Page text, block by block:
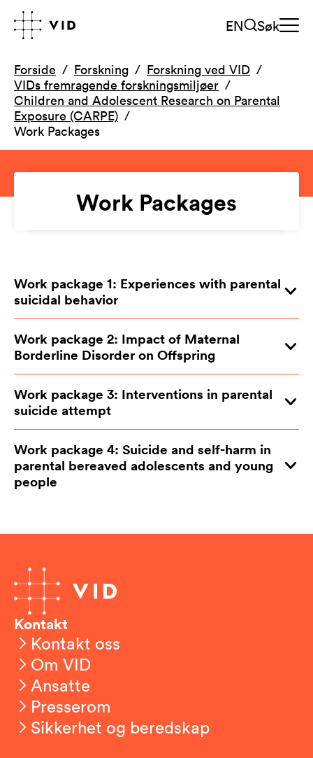
EN Søk
Forside Forskning
Forskning ved VID
VIDs fremragende forskningsmiljøer
Children and Adolescent Research on Parental
Exposure (CARPE)
Work Packages
Work Packages
Work package 1: Experiences with parental
suicidal behavior
Work package 2: Impact of Maternal
Borderline Disorder on Offspring
Work package 3: Interventions in parental
suicide attempt
Work package 4: Suicide and self-harm in
parental bereaved adolescents and young
people
Kontakt
Kontakt oss
Om VID
Ansatte
Presserom
Sikkerhet og beredskap